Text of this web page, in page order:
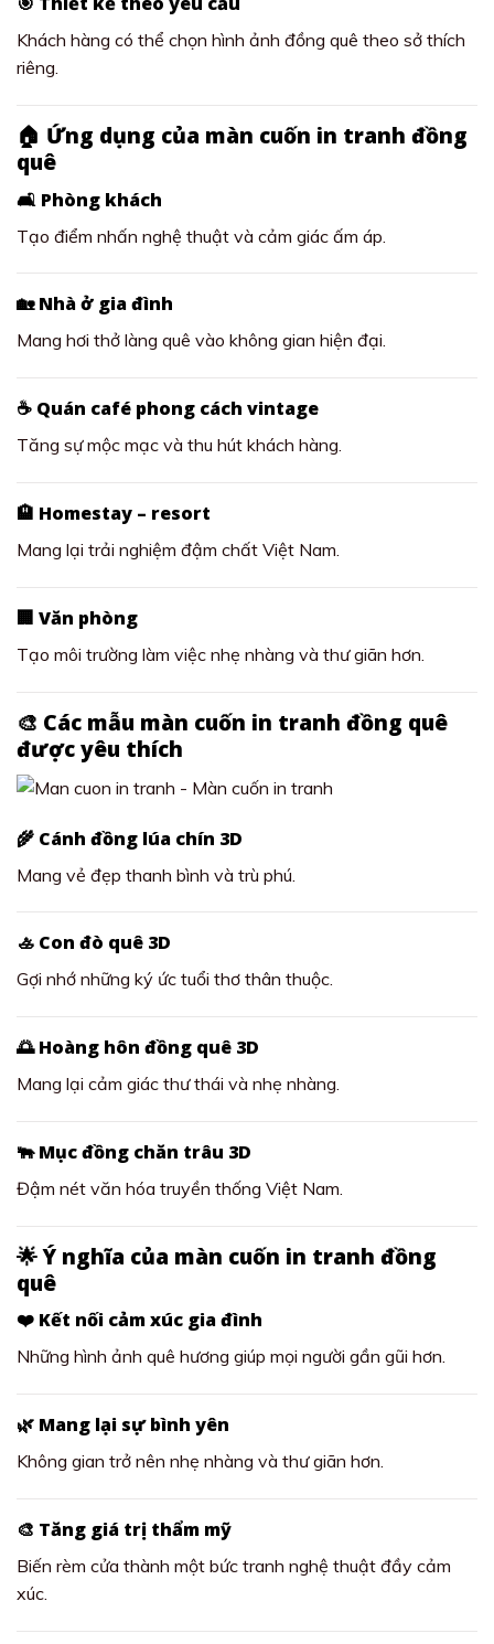
Khách hàng có thể chọn hình ảnh đồng quê theo sở thích
riêng.
🏠 Ứng dụng của màn cuốn in tranh đồng
quê
🛋️ Phòng khách
Tạo điểm nhấn nghệ thuật và cảm giác ấm áp.
🏡 Nhà ở gia đình
Mang hơi thở làng quê vào không gian hiện đại.
☕ Quán café phong cách vintage
Tăng sự mộc mạc và thu hút khách hàng.
🏨 Homestay – resort
Mang lại trải nghiệm đậm chất Việt Nam.
🏢 Văn phòng
Tạo môi trường làm việc nhẹ nhàng và thư giãn hơn.
🎨 Các mẫu màn cuốn in tranh đồng quê
được yêu thích
🌾 Cánh đồng lúa chín 3D
Mang vẻ đẹp thanh bình và trù phú.
🚣 Con đò quê 3D
Gợi nhớ những ký ức tuổi thơ thân thuộc.
🌅 Hoàng hôn đồng quê 3D
Mang lại cảm giác thư thái và nhẹ nhàng.
🐃 Mục đồng chăn trâu 3D
Đậm nét văn hóa truyền thống Việt Nam.
🌟 Ý nghĩa của màn cuốn in tranh đồng
quê
❤️ Kết nối cảm xúc gia đình
Những hình ảnh quê hương giúp mọi người gần gũi hơn.
🌿 Mang lại sự bình yên
Không gian trở nên nhẹ nhàng và thư giãn hơn.
🎨 Tăng giá trị thẩm mỹ
Biến rèm cửa thành một bức tranh nghệ thuật đầy cảm
xúc.